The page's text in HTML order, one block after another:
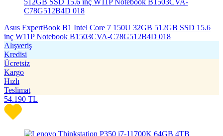
Asus ExpertBook B1 Intel Core 7 150U 32GB 512GB SSD 15.6
inç W11P Notebook B1503CVA-C78G512B4D 018
Alışveriş
Kredisi
Ücretsiz
Kargo
Hızlı
Teslimat
54.190 TL